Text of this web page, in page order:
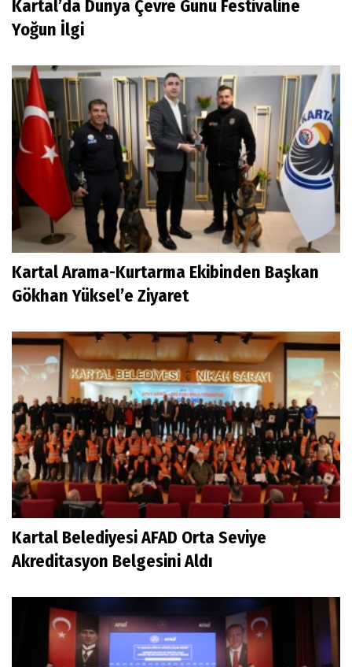
Kartal’da Dünya Çevre Günü Festivaline
Yoğun İlgi
Kartal Arama-Kurtarma Ekibinden Başkan
Gökhan Yüksel’e Ziyaret
Kartal Belediyesi AFAD Orta Seviye
Akreditasyon Belgesini Aldı